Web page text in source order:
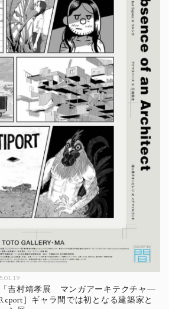
吉村靖孝展 マンガアーキテクチャ―
］ギャラ間では初となる建築家と